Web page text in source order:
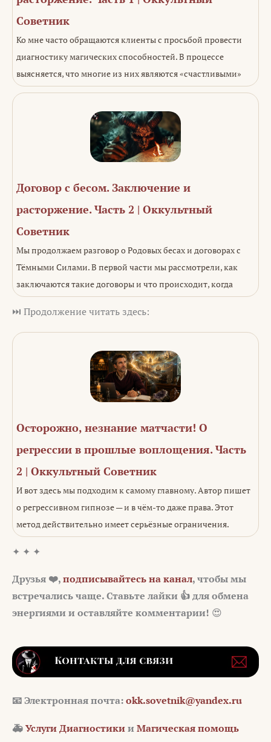
Советник
Ко мне часто обращаются клиенты с просьбой провести
диагностику магических способностей. В процессе
выясняется, что многие из них являются «счастливыми»
Договор с бесом. Заключение и
расторжение. Часть 2 | Оккультный
Советник
Мы продолжаем разговор о Родовых бесах и договорах с
Тёмными Силами. В первой части мы рассмотрели, как
заключаются такие договоры и что происходит, когда
⏭️ Продолжение читать здесь:
Осторожно, незнание матчасти! О
регрессии в прошлые воплощения. Часть
2 | Оккультный Советник
И вот здесь мы подходим к самому главному. Автор пишет
о регрессивном гипнозе — и в чём-то даже права. Этот
метод действительно имеет серьёзные ограничения.
✦ ✦ ✦
Друзья ❤️,подписывайтесь на канал, чтобы мы
встречались чаще. Ставьте лайки 👍 для обмена
энергиями и оставляйте комментарии! 😍
📧Электронная почта:okk.sovetnik@yandex.ru
🚑Услуги ДиагностикииМагическая помощь